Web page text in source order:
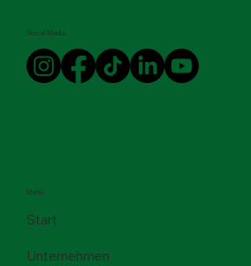
Menü
Start
Unternehmen
Social Media